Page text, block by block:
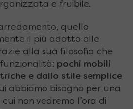
e fruibile.
quello
il più adatto alle
alla sua filosofia che
pochi mobili
e dallo stile semplice
abbiamo bisogno per una
non vedremo l’ora di